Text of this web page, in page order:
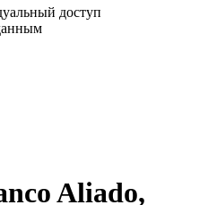
доступ
Aliado,